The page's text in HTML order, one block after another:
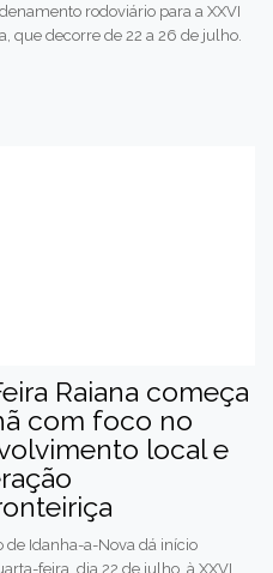
rodoviário para a XXVI
que decorre de 22 a 26 de julho.
Raiana começa
com foco no
local e
de Idanha-a-Nova dá início
feira, dia 22 de julho, à XXVI